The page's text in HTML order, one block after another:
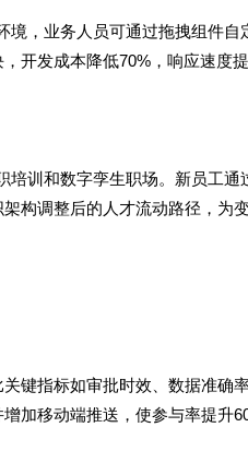
境，业务人员可通过拖拽组件
开发成本降低70%，响应速度
培训和数字孪生职场。新员工
构调整后的人才流动路径，为
键指标如审批时效、数据准确
加移动端推送，使参与率提升